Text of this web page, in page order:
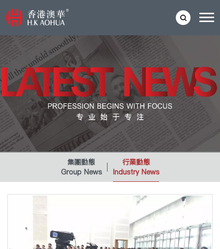
集團動態
Group News
行業動態
Industry News